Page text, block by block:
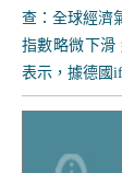
查：全球經濟
指數略微下滑
表示，據德國